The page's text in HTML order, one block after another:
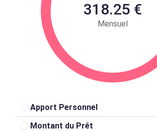
318.25 €
Mensuel
Apport Personnel
Montant du Prêt